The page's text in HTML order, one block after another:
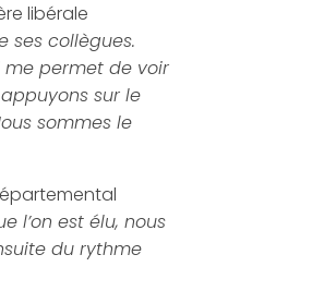
libérale
ses collègues.
me permet de voir
sur le
sommes le
l’on est élu, nous
du rythme